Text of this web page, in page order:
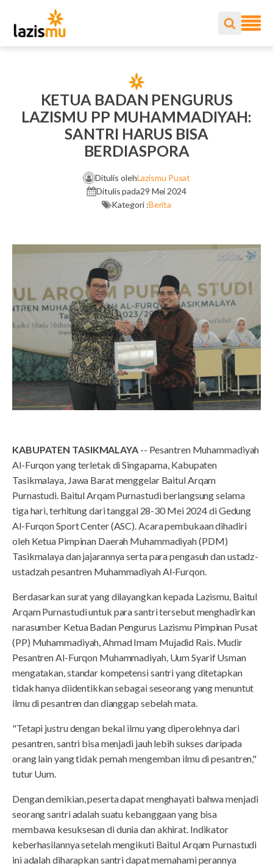
KETUA BADAN PENGURUS
LAZISMU PP MUHAMMADIYAH:
SANTRI HARUS BISA
BERDIASPORA
Ditulis olehLazismu Pusat
Ditulis pada29 Mei 2024
Kategori :Berita
KABUPATEN TASIKMALAYA-- Pesantren Muhammadiyah
Al-Furqon yang terletak di Singaparna, Kabupaten
Tasikmalaya, Jawa Barat menggelar Baitul Arqam
Purnastudi. Baitul Arqam Purnastudi berlangsung selama
tiga hari, terhitung dari tanggal 28-30 Mei 2024 di Gedung
Al-Furqon Sport Center (ASC). Acara pembukaan dihadiri
oleh Ketua Pimpinan Daerah Muhammadiyah (PDM)
Tasikmalaya dan jajarannya serta para pengasuh dan ustadz-
ustadzah pesantren Muhammadiyah Al-Furqon.
Berdasarkan surat yang dilayangkan kepada Lazismu, Baitul
Arqam Purnastudi untuk para santri tersebut menghadirkan
narasumber Ketua Badan Pengurus Lazismu Pimpinan Pusat
(PP) Muhammadiyah, Ahmad Imam Mujadid Rais. Mudir
Pesantren Al-Furqon Muhammadiyah, Uum Syarif Usman
mengatakan, standar kompetensi santri yang ditetapkan
tidak hanya diidentikkan sebagai seseorang yang menuntut
ilmu di pesantren dan dianggap sebelah mata.
"Tetapi justru dengan bekal ilmu yang diperolehnya dari
pesantren, santri bisa menjadi jauh lebih sukses daripada
orang lain yang tidak pernah mengemban ilmu di pesantren,"
tutur Uum.
Dengan demikian, peserta dapat menghayati bahwa menjadi
seorang santri adalah suatu kebanggaan yang bisa
membawa kesuksesan di dunia dan akhirat. Indikator
keberhasilannya setelah mengikuti Baitul Arqam Purnastudi
ini adalah diharapkan santri dapat memahami perannya